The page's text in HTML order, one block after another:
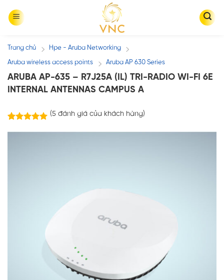
Trang chủ / Hpe - Aruba Networking /
Aruba wireless access points / Aruba AP 630 Series
ARUBA AP-635 – R7J25A (IL) TRI-RADIO WI-FI 6E
INTERNAL ANTENNAS CAMPUS A
(5 đánh giá của khách hàng)